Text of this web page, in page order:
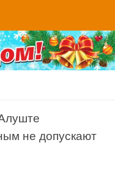
не допускают